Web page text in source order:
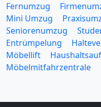
Fernumzug
Mini Umzug
Seniorenumzug
Entrümpelung
Möbellift
Möbelmitfahrzentrale